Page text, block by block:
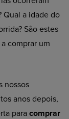
Qual a idade do
São estes
comprar um
nossos
anos depois,
paracomprar